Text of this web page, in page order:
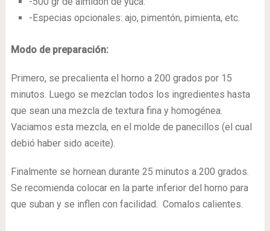
-Especias opcionales: ajo, pimentón, pimienta, etc.
Modo de preparación:
Primero, se precalienta el horno a 200 grados por 15
minutos. Luego se mezclan todos los ingredientes hasta
que sean una mezcla de textura fina y homogénea.
Vaciamos esta mezcla, en el molde de panecillos (el cual
debió haber sido aceite).
Finalmente se hornean durante 25 minutos a 200 grados.
Se recomienda colocar en la parte inferior del horno para
que suban y se inflen con facilidad. Comalos calientes.